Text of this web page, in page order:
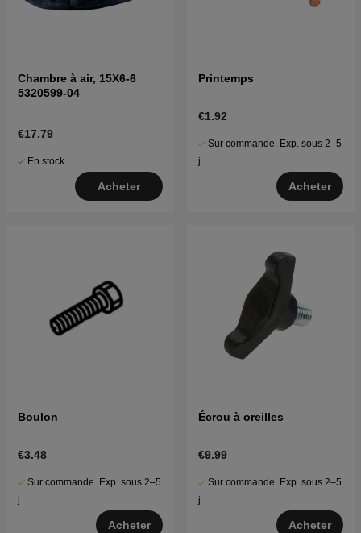
Chambre à air, 15X6-6
5320599-04
€17.79
En stock
Acheter
Printemps
€1.92
Sur commande. Exp. sous 2–5
j
Acheter
Boulon
€3.48
Sur commande. Exp. sous 2–5
j
Acheter
Écrou à oreilles
€9.99
Sur commande. Exp. sous 2–5
j
Acheter